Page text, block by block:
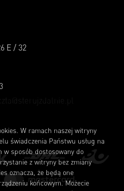
E / 32
W ramach naszej witryny
świadczenia Państwu usług na
w sposób dostosowany do
z witryny bez zmiany
oznacza, że będą one
końcowym. Możecie